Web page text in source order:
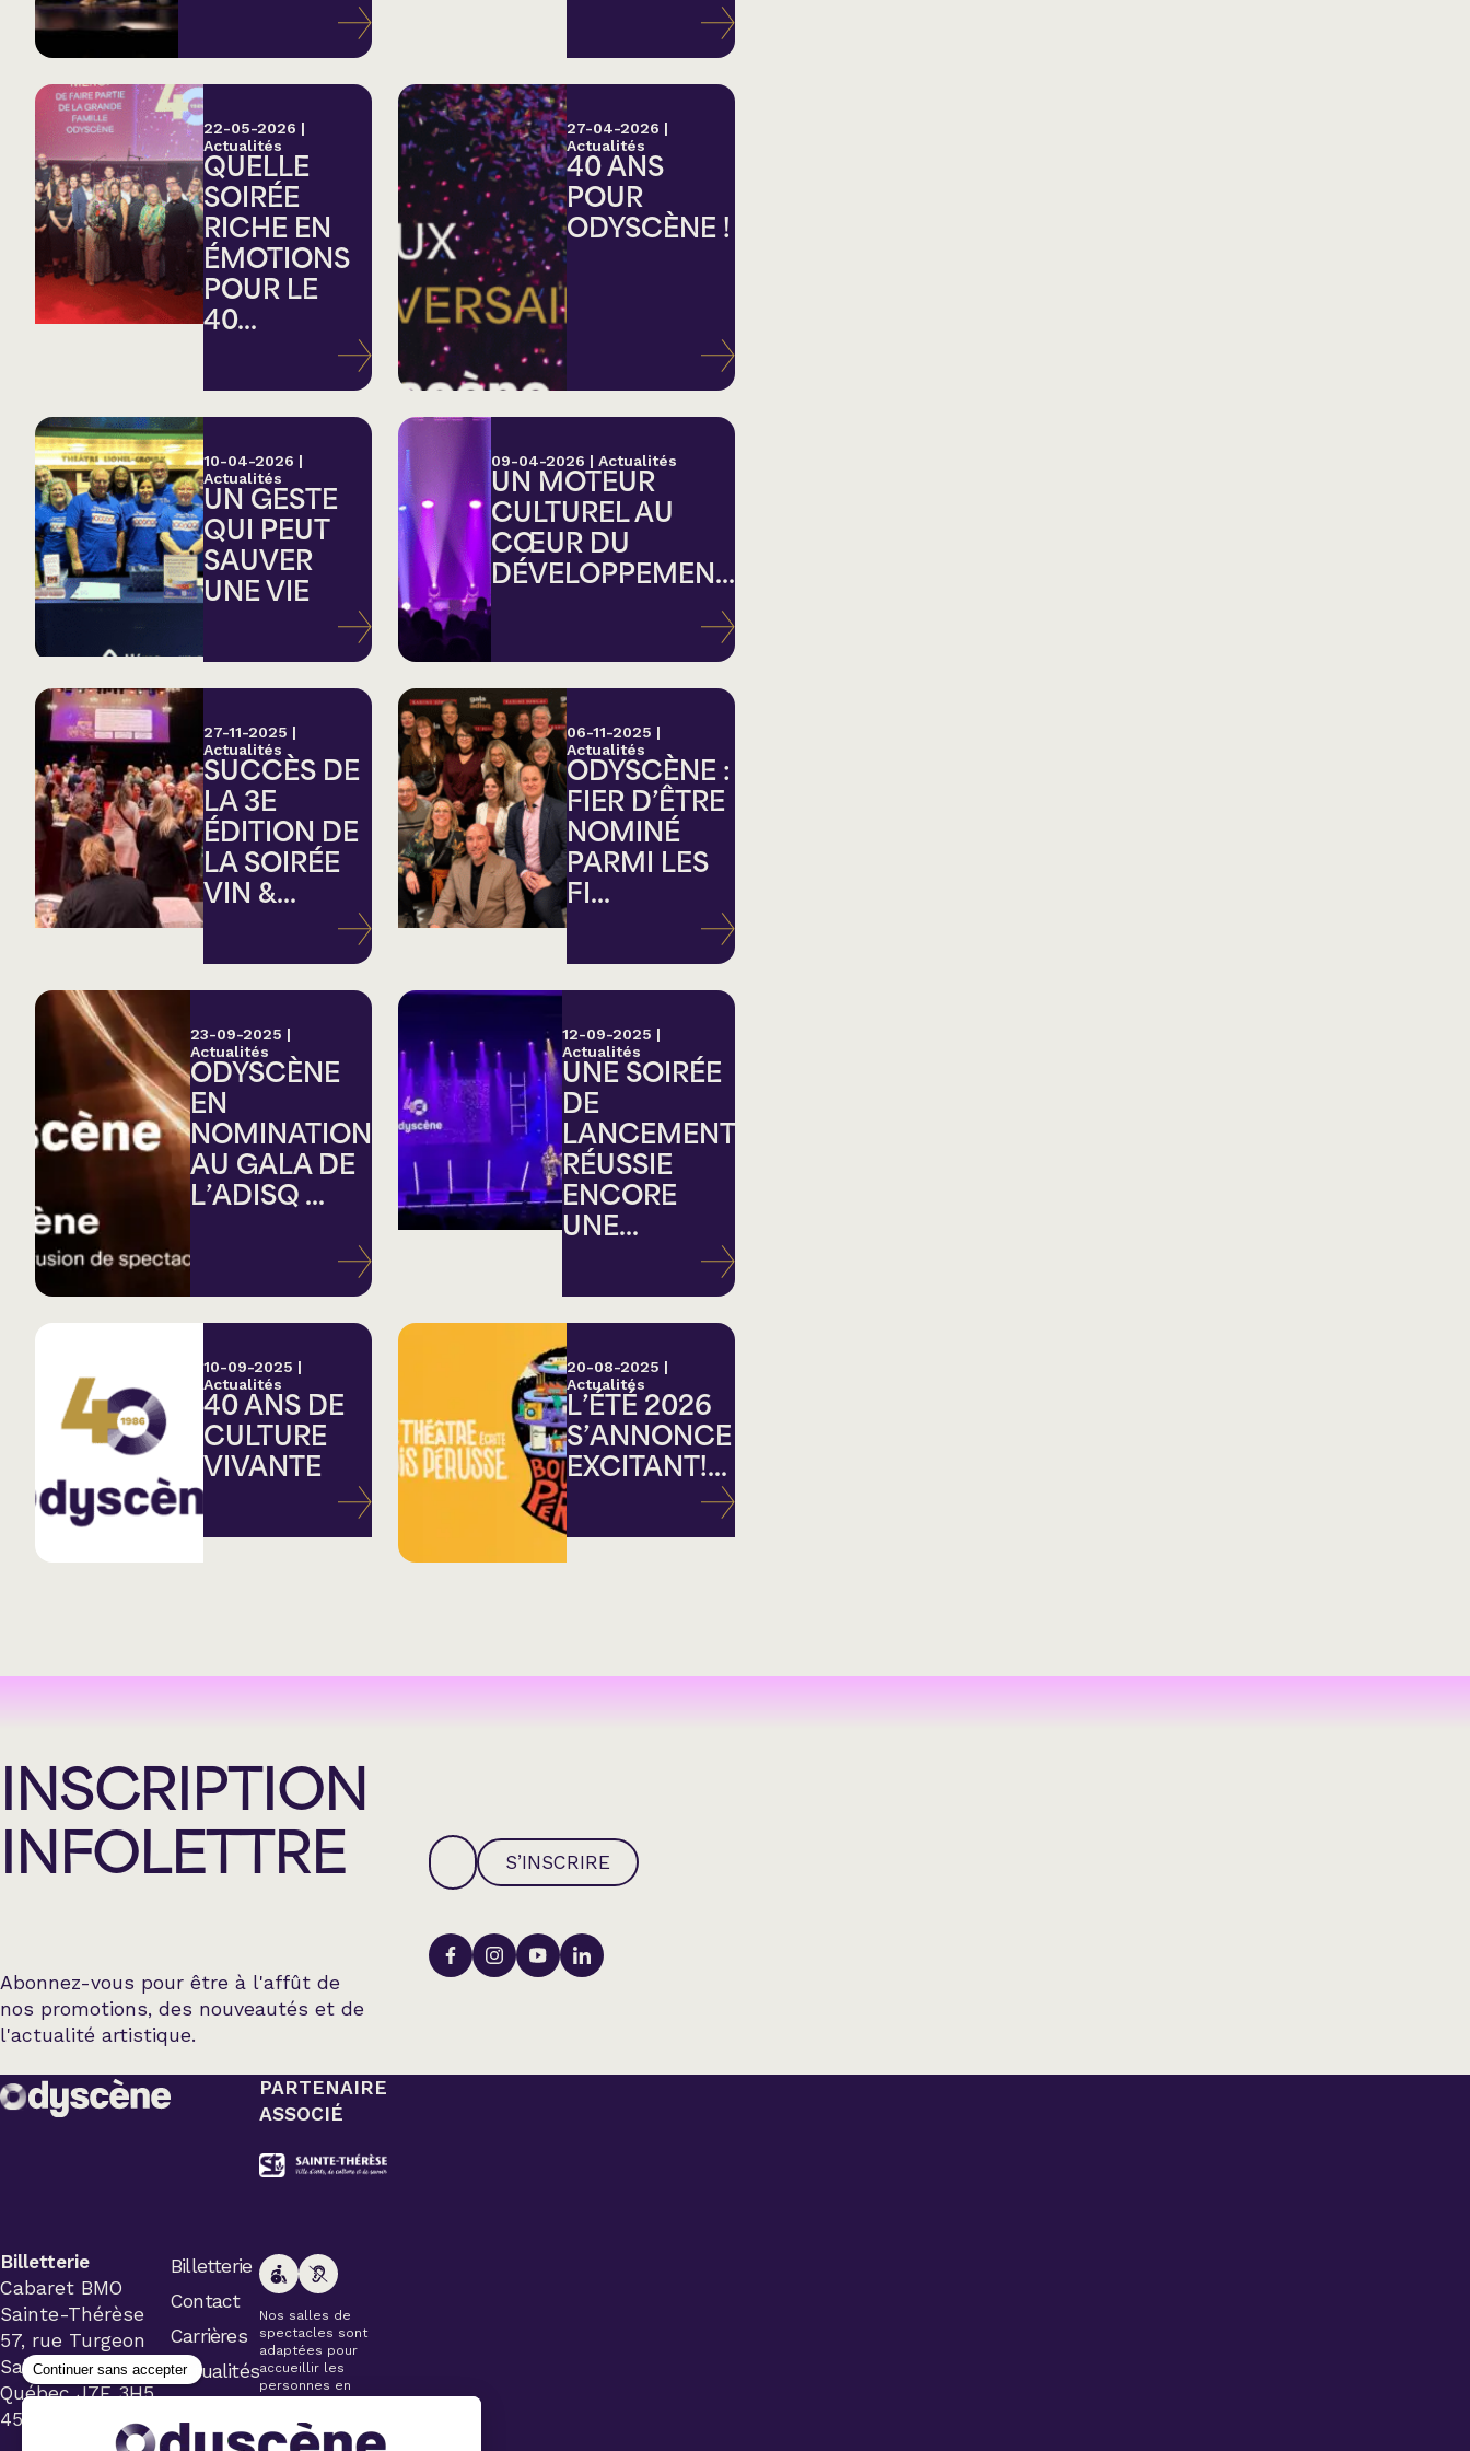
Hommage
Théâtre
Saison estivale
Apéro et perfo
Musique (Blues, folk,
traditionnelle)
Country
Famille
Spectacles en location
22-05-2026 |
Actualités
QUELLE
SOIRÉE
RICHE EN
ÉMOTIONS
POUR LE
40...
27-04-2026 |
Actualités
40 ANS
POUR
ODYSCÈNE !
10-04-2026 |
Actualités
UN GESTE
QUI PEUT
SAUVER
UNE VIE
09-04-2026 | Actualités
UN MOTEUR
CULTUREL AU
CŒUR DU
DÉVELOPPEMEN...
27-11-2025 |
Actualités
SUCCÈS DE
LA 3E
ÉDITION DE
LA SOIRÉE
VIN &...
06-11-2025 |
Actualités
ODYSCÈNE :
FIER D’ÊTRE
NOMINÉ
PARMI LES
FI...
23-09-2025 |
Actualités
ODYSCÈNE
EN
NOMINATION
AU GALA DE
L’ADISQ ...
12-09-2025 |
Actualités
UNE SOIRÉE
DE
LANCEMENT
RÉUSSIE
ENCORE
UNE...
10-09-2025 |
Actualités
40 ANS DE
CULTURE
VIVANTE
20-08-2025 |
Actualités
L’ÉTÉ 2026
S’ANNONCE
EXCITANT!...
INSCRIPTION
INFOLETTRE
Abonnez-vous pour être à l'affût de
nos promotions, des nouveautés et de
l'actualité artistique.
S’INSCRIRE
Billetterie
Cabaret BMO
Sainte-Thérèse
57, rue Turgeon
Sainte-Thérèse
Québec J7E 3H5
450 434-4006
Billetterie
Contact
Carrières
Actualités
PARTENAIRE
ASSOCIÉ
Nos salles de
spectacles sont
adaptées pour
accueillir les
personnes en
Veuillez
simplement aviser